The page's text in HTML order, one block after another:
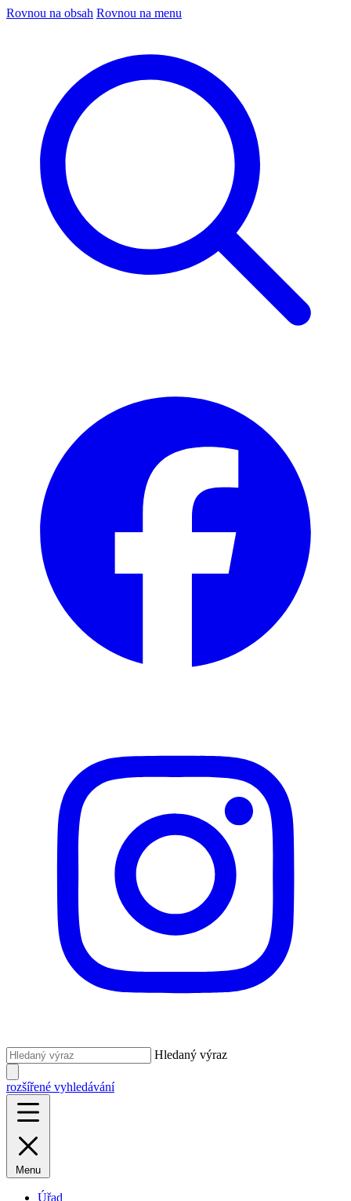
Rovnou na obsah Rovnou na menu
Hledaný výraz
rozšířené vyhledávání
Menu
Úřad